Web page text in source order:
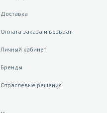
Доставка
Оплата заказа и возврат
Личный кабинет
Бренды
Отраслевые решения